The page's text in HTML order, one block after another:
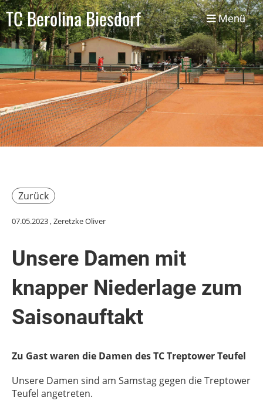
TC Berolina Biesdorf Menü
Zurück
07.05.2023, Zeretzke Oliver
Unsere Damen mit
knapper Niederlage zum
Saisonauftakt
Zu Gast waren die Damen des TC Treptower Teufel
Unsere Damen sind am Samstag gegen die Treptower
Teufel angetreten.